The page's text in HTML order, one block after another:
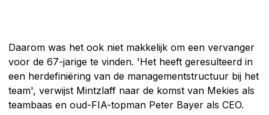
Daarom was het ook niet makkelijk om een vervanger
voor de 67-jarige te vinden. 'Het heeft geresulteerd in
een herdefiniëring van de managementstructuur bij het
team', verwijst Mintzlaff naar de komst van Mekies als
teambaas en oud-FIA-topman Peter Bayer als CEO.